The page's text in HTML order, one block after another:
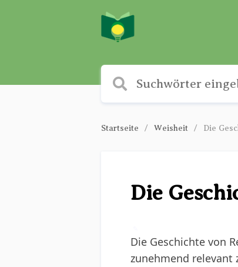
Startseite Weisheit Die
Die
Die Geschichte von
zunehmend relevant